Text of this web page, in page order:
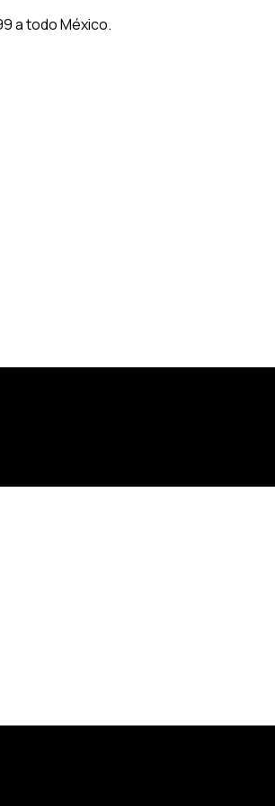
a todo México.